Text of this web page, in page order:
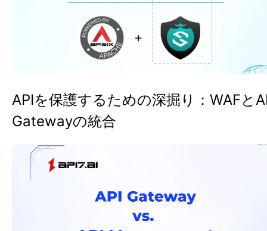
APIを保護するための深掘り：WAFと
Gatewayの統合